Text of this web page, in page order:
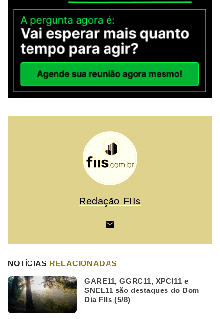
Redação FIIs
NOTÍCIAS RELACIONADAS
GARE11, GGRC11, XPCI11 e
SNEL11 são destaques do Bom
Dia FIIs (5/8)